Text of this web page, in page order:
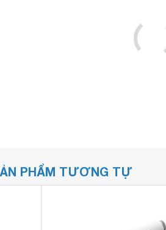
PHẨM TƯƠNG TỰ